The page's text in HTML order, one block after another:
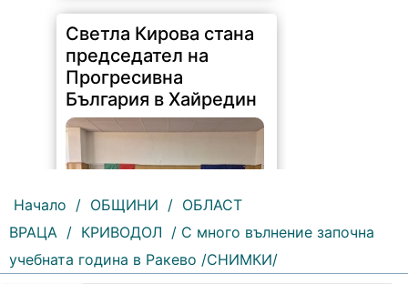
412 | 2026-08-09 11:40:36
Прогресивна България учредиха
община Хайредин. Тя е съставена
от хора, които познават мястото
си отвътре и искат то да се
развива. За председател бе
избрана...
Начало / ОБЩИНИ / ОБЛАСТ
ВРАЦА / КРИВОДОЛ / С много вълнение започна
учебната година в Ракево /СНИМКИ/